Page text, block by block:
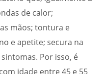
de calor;
mãos; tontura e
e apetite; secura na
Por isso, é
idade entre 45 e 55